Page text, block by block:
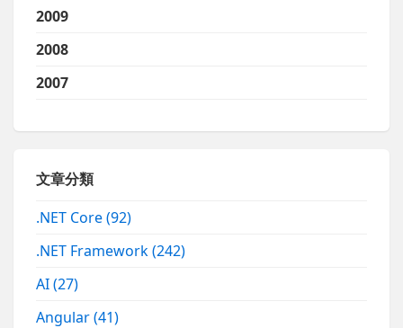
2009
2008
2007
文章分類
.NET Core(92)
.NET Framework(242)
AI(27)
Angular(41)